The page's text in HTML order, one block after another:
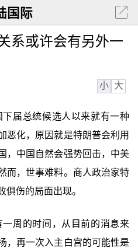
国际
系或许会有另外一
小 大
届总统候选人以来就有一种
恶化，原因就是特朗普会利用
，中国自然会强势回击，中美
而，世事难料。商人政治家特
俱伤的局面出现。
周的时间，从目前的消息来
，再一次入主白宫的可能性是